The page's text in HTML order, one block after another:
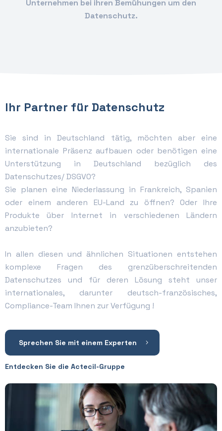
Unternehmen bei ihren Bemühungen um den
Datenschutz.
Ihr Partner für Datenschutz
Sie sind in Deutschland tätig, möchten aber eine
internationale Präsenz aufbauen oder benötigen eine
Unterstützung in Deutschland bezüglich des
Datenschutzes/ DSGVO?
Sie planen eine Niederlassung in Frankreich, Spanien
oder einem anderen EU-Land zu öffnen? Oder Ihre
Produkte über Internet in verschiedenen Ländern
anzubieten?
In allen diesen und ähnlichen Situationen entstehen
komplexe Fragen des grenzüberschreitenden
Datenschutzes und für deren Lösung steht unser
internationales, darunter deutsch-französisches,
Compliance-Team Ihnen zur Verfügung !
Sprechen Sie mit einem Experten
Entdecken Sie die Actecil-Gruppe